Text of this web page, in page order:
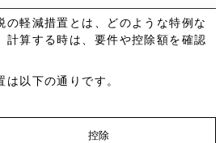
の軽減措置とは、どのような特例な
計算する時は、要件や控除額を確認
以下の通りです。
控除